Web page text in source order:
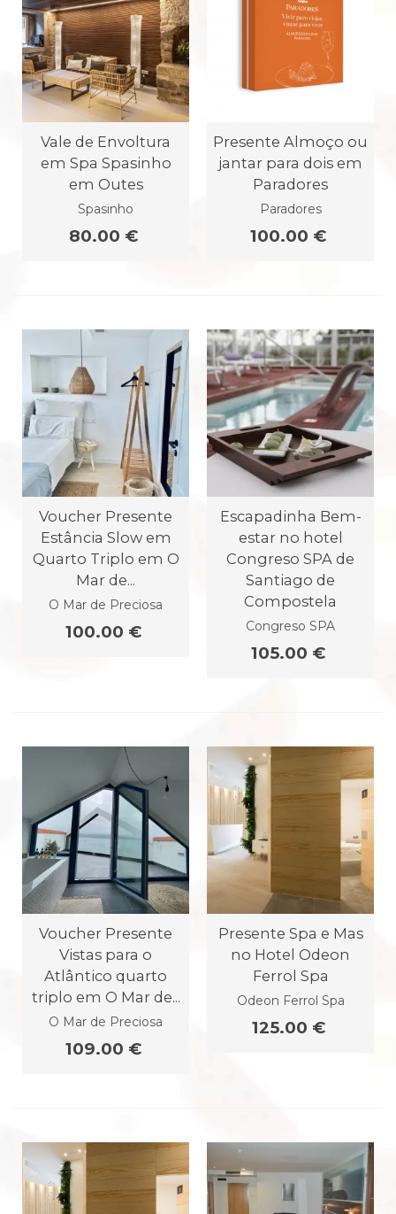
Vale de Envoltura
em Spa Spasinho
em Outes
Spasinho
80.00 €
Presente Almoço ou
jantar para dois em
Paradores
Paradores
100.00 €
Voucher Presente
Estância Slow em
Quarto Triplo em O
Mar de...
O Mar de Preciosa
100.00 €
Escapadinha Bem-
estar no hotel
Congreso SPA de
Santiago de
Compostela
Congreso SPA
105.00 €
Voucher Presente
Vistas para o
Atlântico quarto
triplo em O Mar de...
O Mar de Preciosa
109.00 €
Presente Spa e Mas
no Hotel Odeon
Ferrol Spa
Odeon Ferrol Spa
125.00 €